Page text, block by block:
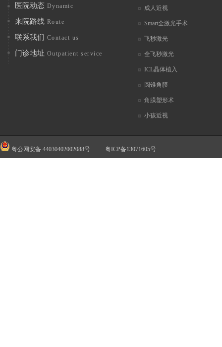
医院动态 Dynamic
来院路线 Route
联系我们 Contact us
门诊地址 Outpatient service
成人近视
Smart全激光手术
飞秒激光
全飞秒激光
ICL晶体植入
圆锥角膜
角膜塑形术
小孩近视
粤公网安备 44030402002088号 粤ICP备13071605号